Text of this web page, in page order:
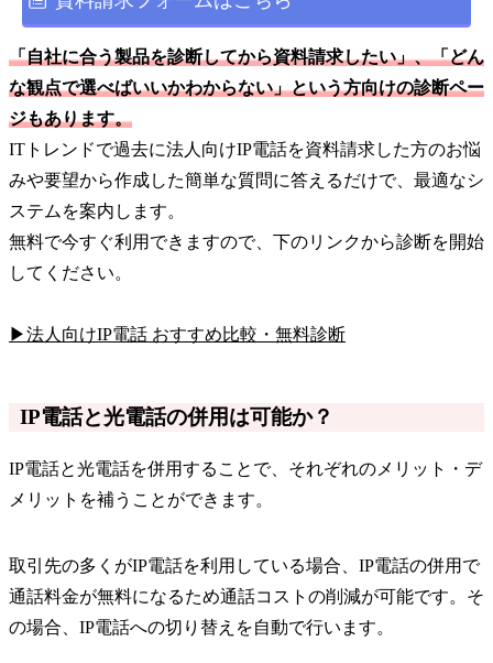
「自社に合う製品を診断してから資料請求したい」、「どん
な観点で選べばいいかわからない」という方向けの診断ペー
ジもあります。
ITトレンドで過去に法人向けIP電話を資料請求した方のお悩
みや要望から作成した簡単な質問に答えるだけで、最適なシ
ステムを案内します。
無料で今すぐ利用できますので、下のリンクから診断を開始
してください。
▶法人向けIP電話 おすすめ比較・無料診断
IP電話と光電話の併用は可能か？
IP電話と光電話を併用することで、それぞれのメリット・デ
メリットを補うことができます。
取引先の多くがIP電話を利用している場合、IP電話の併用で
通話料金が無料になるため通話コストの削減が可能です。そ
の場合、IP電話への切り替えを自動で行います。